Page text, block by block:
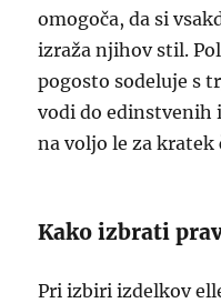
omogoča, da si
izraža njihov stil.
pogosto sodeluje s
vodi do edinstvenih
na voljo le za kratek
Kako izbrati
Pri izbiri izdelkov